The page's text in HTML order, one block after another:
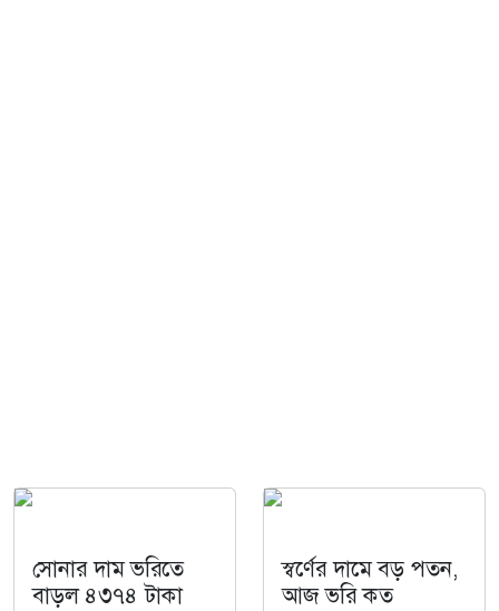
সোনার দাম ভরিতে
বাড়ল ৪৩৭৪ টাকা
স্বর্ণের দামে বড় পতন,
আজ ভরি কত